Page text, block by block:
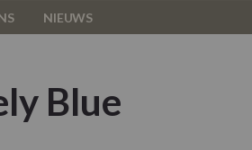
NIEUWS
Blue